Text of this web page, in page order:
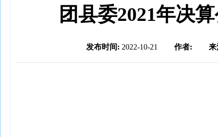
团县委2021年决
发布时间: 2022-10-21 作者: 来